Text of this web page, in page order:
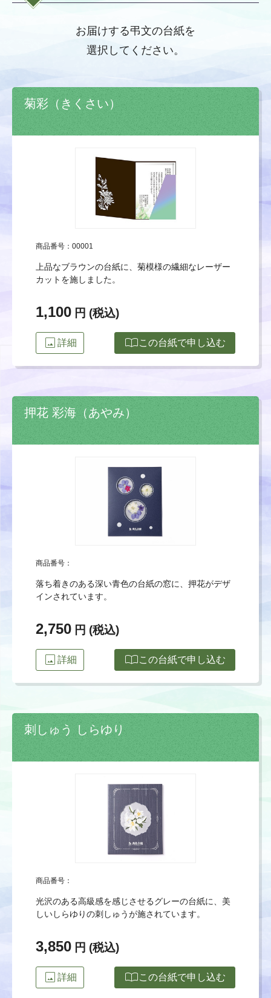
お届けする弔文の台紙を
選択してください。
菊彩（きくさい）
商品番号：00001
上品なブラウンの台紙に、菊模様の繊細なレーザー
カットを施しました。
1,100 円 (税込)
image 詳細 import_contactsこの台紙で申し込む
押花 彩海（あやみ）
商品番号：
落ち着きのある深い青色の台紙の窓に、押花がデザ
インされています。
2,750 円 (税込)
image 詳細 import_contactsこの台紙で申し込む
刺しゅう しらゆり
商品番号：
光沢のある高級感を感じさせるグレーの台紙に、美
しいしらゆりの刺しゅうが施されています。
3,850 円 (税込)
image 詳細 import_contactsこの台紙で申し込む